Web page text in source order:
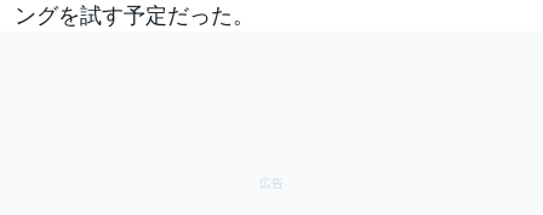
ングを試す予定だった。